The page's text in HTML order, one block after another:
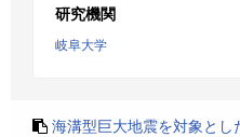
研究機関
岐阜大学
海溝型巨大地震を対象とし